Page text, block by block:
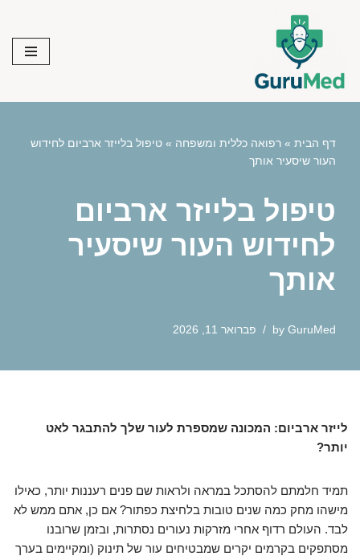
content
דף הבית » רפואה כללית ומשפחה » טיפול בלייזר ארביום לחידוש
העור שיסעיר אותך
טיפול בלייזר ארביום
לחידוש העור שיסעיר
אותך
by GuruMed פברואר 11, 2026
לייזר ארביום: המכונה שמספרת לעור שלך להתבגר לאט
יותר?
תמיד חלמתם להסתכל במראה ולראות שם פנים רעננות יותר, כאילו
מישהו מחק כמה שנים טובות בלחיצת כפתור? אם כן, אתם ממש לא
לבד. העולם רדוף אחרי מזרקות נעורים נסתרות, ובזמן שרובנו
מסתפקים בקרמים יקרים שמבטיחים עור של תינוק (ומקיימים בערך